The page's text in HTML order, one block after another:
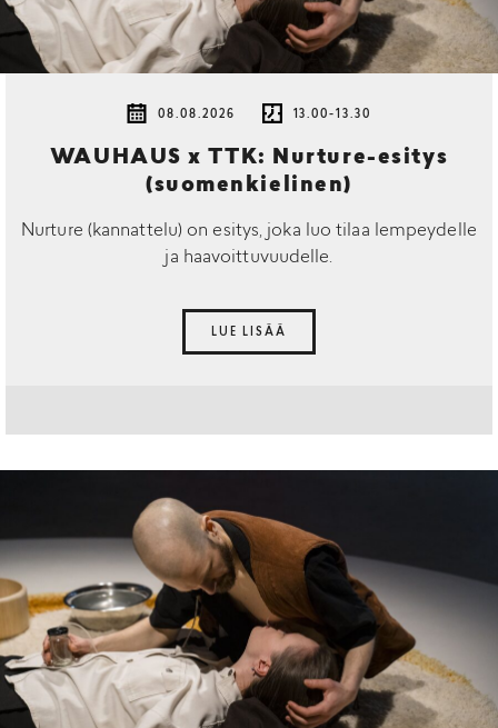
08.08.2026 13.00-13.30
WAUHAUS x TTK: Nurture-esitys
(suomenkielinen)
Nurture (kannattelu) on esitys, joka luo tilaa lempeydelle
ja haavoittuvuudelle.
LUE LISÄÄ